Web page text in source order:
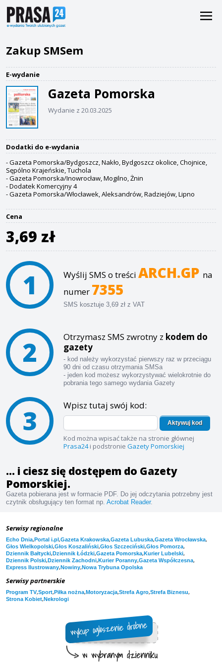
Zakup SMSem
E-wydanie
Gazeta Pomorska
Wydanie z 20.03.2025
Dodatki do e-wydania
- Gazeta Pomorska/Bydgoszcz, Nakło, Bydgoszcz okolice, Chojnice,
Sępólno Krajeńskie, Tuchola
- Gazeta Pomorska/Inowrocław, Mogilno, Żnin
- Dodatek Komercyjny 4
- Gazeta Pomorska/Włocławek, Aleksandrów, Radziejów, Lipno
Cena
3,69 zł
1 Wyślij SMS o treści ARCH.GP na
numer 7355
SMS kosztuje 3,69 zł z VAT
2 Otrzymasz SMS zwrotny z kodem do
gazety
- kod należy wykorzystać pierwszy raz w przeciągu
90 dni od czasu otrzymania SMSa
- jeden kod możesz wykorzystywać wielokrotnie do
pobrania tego samego wydania Gazety
3 Wpisz tutaj swój kod:
Aktywuj kod
Kod można wpisać także na stronie głównej
Prasa24i podstronie Gazety Pomorskiej
... i ciesz się dostępem do Gazety
Pomorskiej.
Gazeta pobierana jest w formacie PDF. Do jej odczytania potrzebny jest
czytnik obsługujący ten format np. Acrobat Reader.
Serwisy regionalne
Echo Dnia,Portal i.pl,Gazeta Krakowska,Gazeta Lubuska,Gazeta Wrocławska,
Głos Wielkopolski,Głos Koszaliński,Głos Szczeciński,Głos Pomorza,
Dziennik Bałtycki,Dziennik Łódzki,Gazeta Pomorska,Kurier Lubelski,
Dziennik Polski,Dziennik Zachodni,Kurier Poranny,Gazeta Współczesna,
Express Ilustrowany,Nowiny,Nowa Trybuna Opolska
Serwisy partnerskie
Program TV,Sport,Piłka nożna,Motoryzacja,Strefa Agro,Strefa Biznesu,
Strona Kobiet,Nekrologi